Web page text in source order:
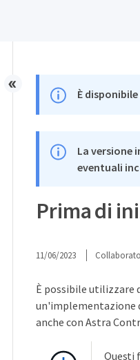
È
La versione
eventuali
Prima di
11/06/2023
È possibile utilizzare
un'implementazione
anche con Astra
Questi